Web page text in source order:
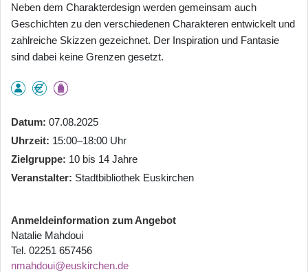
Neben dem Charakterdesign werden gemeinsam auch
Geschichten zu den verschiedenen Charakteren entwickelt und
zahlreiche Skizzen gezeichnet. Der Inspiration und Fantasie
sind dabei keine Grenzen gesetzt.
Datum 07.08.2025
Uhrzeit 15:00–18:00 Uhr
Zielgruppe 10 bis 14 Jahre
Veranstalter Stadtbibliothek Euskirchen
Anmeldeinformation zum Angebot
Natalie Mahdoui
Tel. 02251 657456
nmahdoui@euskirchen.de